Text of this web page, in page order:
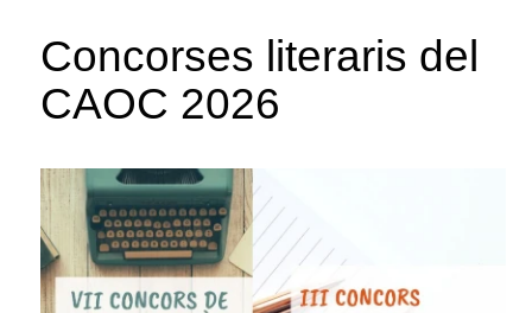
Concorses literaris del
CAOC 2026